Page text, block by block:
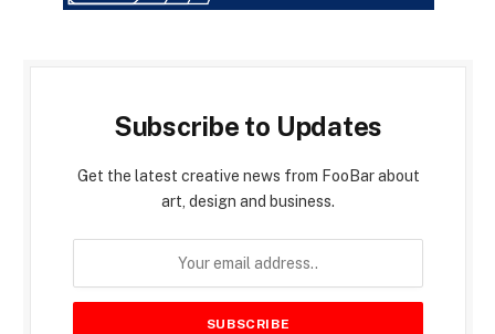
Subscribe to Updates
Get the latest creative news from FooBar about
art, design and business.